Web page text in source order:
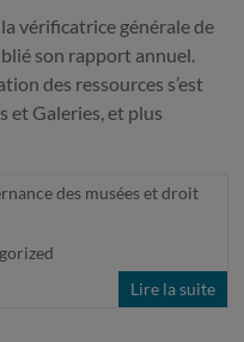
vérificatrice générale de
son rapport annuel.
des ressources s’est
et Galeries, et plus
des musées et droit
Lire la suite